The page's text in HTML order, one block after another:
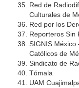
Red de
Culturales de
Red por los
Reporteros Sin
SIGNIS México
Católicos de
Sindicato de
Tómala
UAM